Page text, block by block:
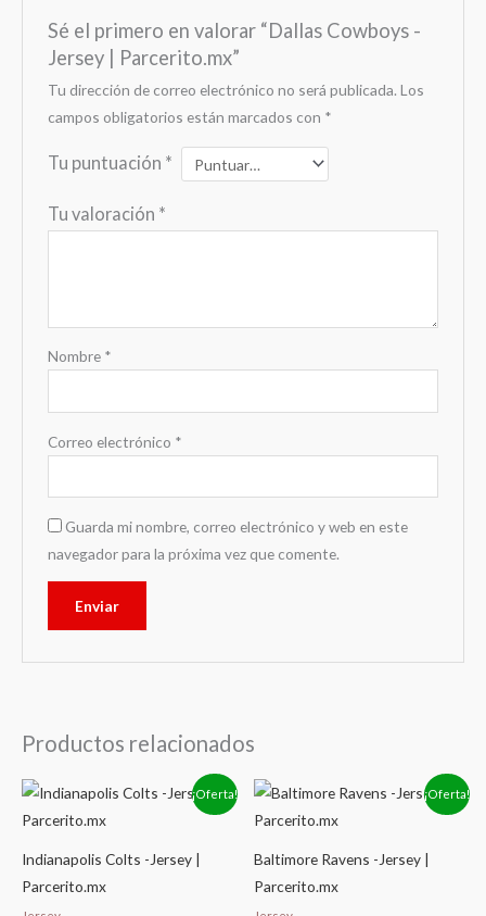
Sé el primero en valorar “Dallas Cowboys -
Jersey | Parcerito.mx”
Tu dirección de correo electrónico no será publicada. Los
campos obligatorios están marcados con *
Tu puntuación *
Tu valoración *
Nombre *
Correo electrónico *
Guarda mi nombre, correo electrónico y web en este
navegador para la próxima vez que comente.
Productos relacionados
¡Oferta!
Indianapolis Colts -Jersey |
Parcerito.mx
precio
original
$2,449.00.
El
precio
$1,379.00.
¡Oferta!
Baltimore Ravens -Jersey |
Parcerito.mx
precio
original
$2,449.00.
precio
$1,379.00.